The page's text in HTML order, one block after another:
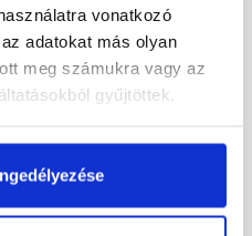
vonatkozó
adatokat más olyan
meg számukra vagy az
gyűjtöttek.
homlokzatfesték 01-F 16 l
Gyártói készleten
55 120 Ft/ vödör
Megnézem